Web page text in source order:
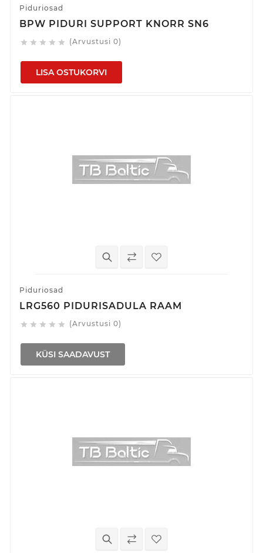
Piduriosad
BPW PIDURI SUPPORT KNORR SN6
     (Arvustusi 0)
LISA OSTUKORVI
Piduriosad
LRG560 PIDURISADULA RAAM
     (Arvustusi 0)
KÜSI SAADAVUST